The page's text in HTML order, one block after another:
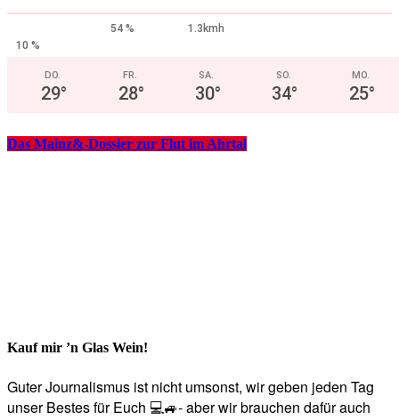
54 %
1.3kmh
10 %
DO.
29°
FR.
28°
SA.
30°
SO.
34°
MO.
25°
Das Mainz&-Dossier zur Flut im Ahrtal
Kauf mir ’n Glas Wein!
Guter Journalismus ist nicht umsonst, wir geben jeden Tag
unser Bestes für Euch 💻🚙- aber wir brauchen dafür auch